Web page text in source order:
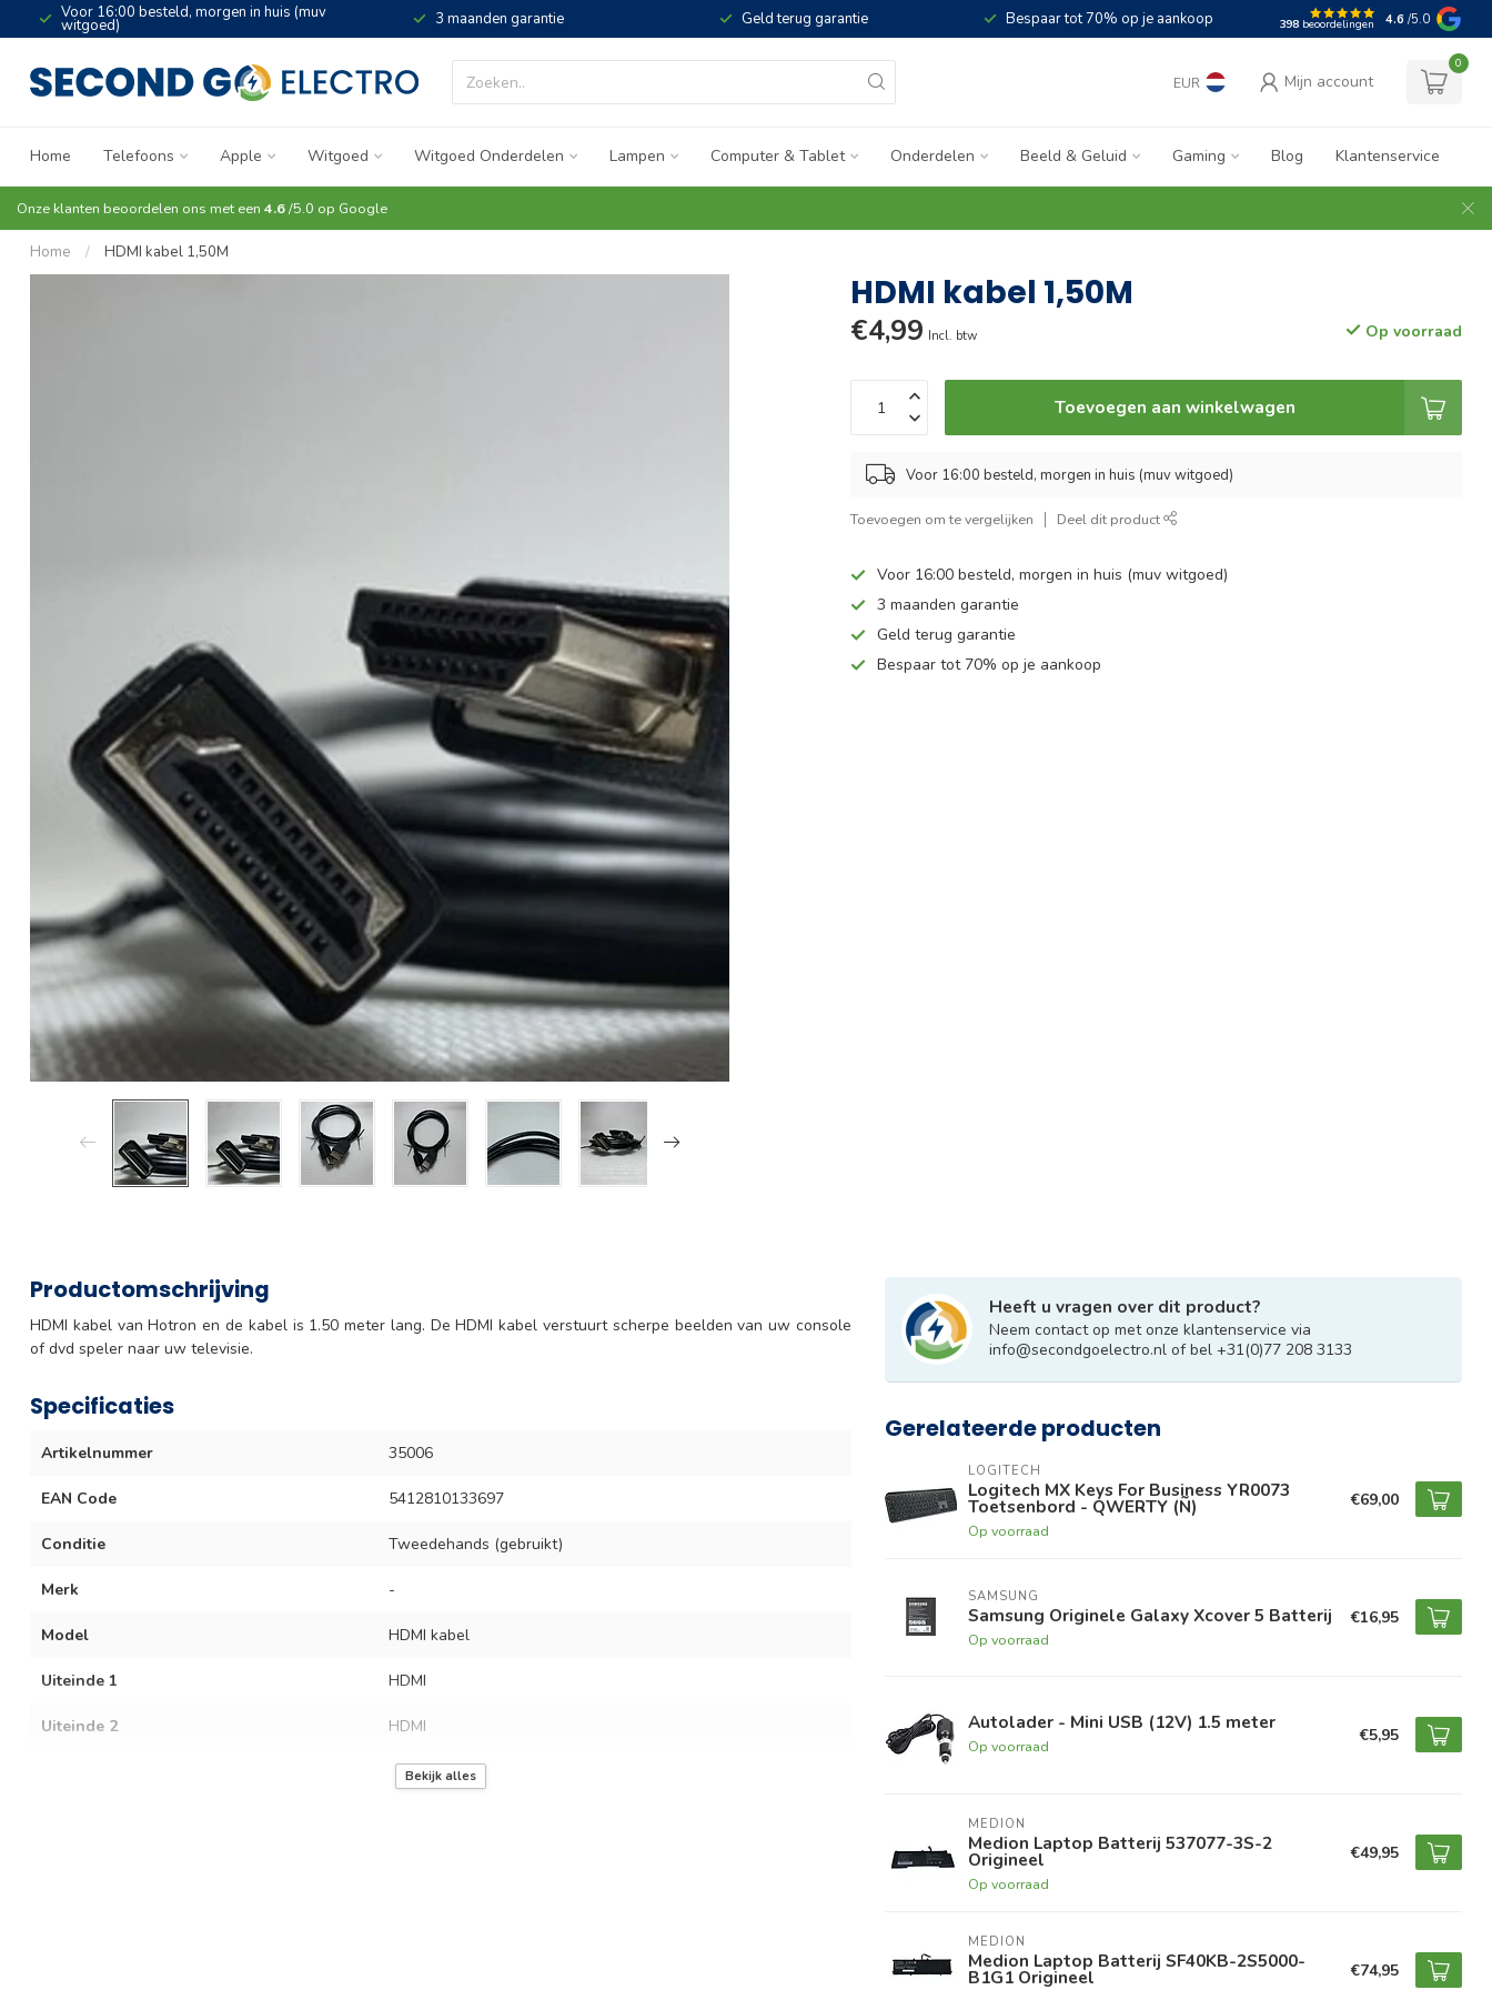
Voor 16:00 besteld, morgen in huis (muv
witgoed) 3 maanden garantie Geld terug garantie Bespaar tot 70% op je aankoop 398 beoordelingen 4.6 /5.0
EUR Mijn account
0
Home Telefoons Apple Witgoed Witgoed Onderdelen Lampen Computer & Tablet Onderdelen Beeld & Geluid Gaming Blog Klantenservice
Onze klanten beoordelen ons met een 4.6/5.0 op Google
Home / HDMI kabel 1,50M
HDMI kabel 1,50M
€4,99 Incl. btw Op voorraad
Toevoegen aan winkelwagen
Voor 16:00 besteld, morgen in huis (muv witgoed)
Toevoegen om te vergelijken Deel dit product
Voor 16:00 besteld, morgen in huis (muv witgoed)
3 maanden garantie
Geld terug garantie
Bespaar tot 70% op je aankoop
Productomschrijving
HDMI kabel van Hotron en de kabel is 1.50 meter lang. De HDMI kabel verstuurt scherpe beelden van uw console
of dvd speler naar uw televisie.
Specificaties
Artikelnummer 35006
EAN Code 5412810133697
Conditie Tweedehands (gebruikt)
Merk -
Model HDMI kabel
Uiteinde 1 HDMI
Uiteinde 2 HDMI
1.50 meter
Bekijk alles
Heeft u vragen over dit product?
Neem contact op met onze klantenservice via
info@secondgoelectro.nl of bel +31(0)77 208 3133
Gerelateerde producten
LOGITECH
Logitech MX Keys For Business YR0073
Toetsenbord - QWERTY (Ñ)
Op voorraad
€69,00
SAMSUNG
Samsung Originele Galaxy Xcover 5 Batterij
Op voorraad
€16,95
Autolader - Mini USB (12V) 1.5 meter
Op voorraad
€5,95
MEDION
Medion Laptop Batterij 537077-3S-2
Origineel
Op voorraad
€49,95
MEDION
Medion Laptop Batterij SF40KB-2S5000-
B1G1 Origineel €74,95